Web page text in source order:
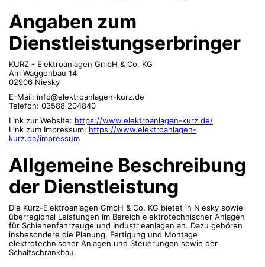
Angaben zum
Dienstleistungserbringer
KURZ - Elektroanlagen GmbH & Co. KG
Am Waggonbau 14
02906 Niesky
E-Mail: info@elektroanlagen-kurz.de
Telefon: 03588 204840
Link zur Website: https://www.elektroanlagen-kurz.de/
Link zum Impressum: https://www.elektroanlagen-
kurz.de/impressum
Allgemeine Beschreibung
der Dienstleistung
Die Kurz-Elektroanlagen GmbH & Co. KG bietet in Niesky sowie
überregional Leistungen im Bereich elektrotechnischer Anlagen
für Schienenfahrzeuge und Industrieanlagen an. Dazu gehören
insbesondere die Planung, Fertigung und Montage
elektrotechnischer Anlagen und Steuerungen sowie der
Schaltschrankbau.